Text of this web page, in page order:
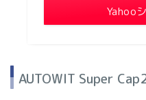
Yahoo
AUTOWIT Super